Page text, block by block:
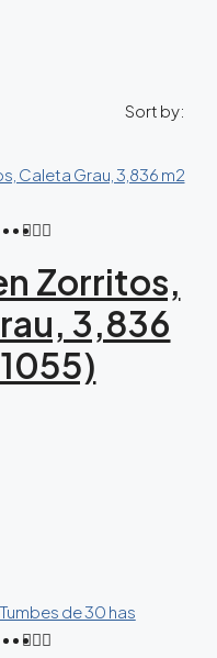
Sort by:
Zorritos,
3,836